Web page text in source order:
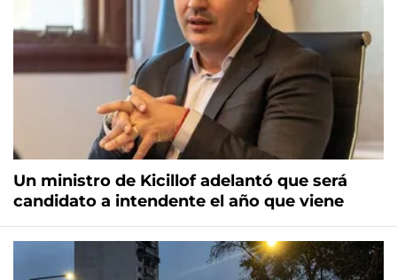
Un ministro de Kicillof adelantó que será
candidato a intendente el año que viene